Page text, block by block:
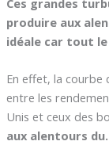
produire aux
idéale car tout
En effet, la courbe
entre les
Unis et ceux des
aux alentours